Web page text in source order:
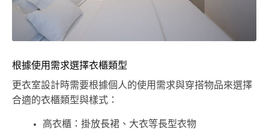
根據使用需求選擇衣櫃類型
更衣室設計時需要根據個人的使用需求與穿搭物品來選擇
合適的衣櫃類型與樣式：
高衣櫃：掛放長裙、大衣等長型衣物